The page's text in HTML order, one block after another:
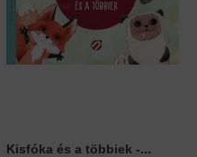
Kisfóka és a többiek -...